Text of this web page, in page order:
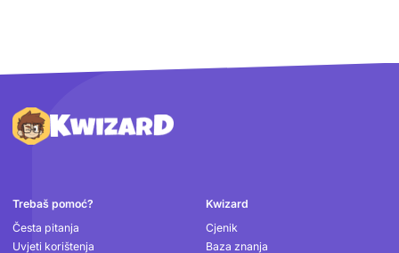
Podnožje
Trebaš pomoć?
Česta pitanja
Uvjeti korištenja
Kwizard
Cjenik
Baza znanja